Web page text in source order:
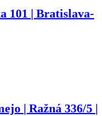
101 | Bratislava-
| Ražná 336/5 |